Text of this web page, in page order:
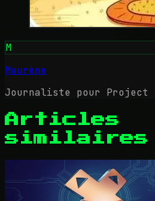
M
Maurène
Journaliste pour Project
Articles
similaires